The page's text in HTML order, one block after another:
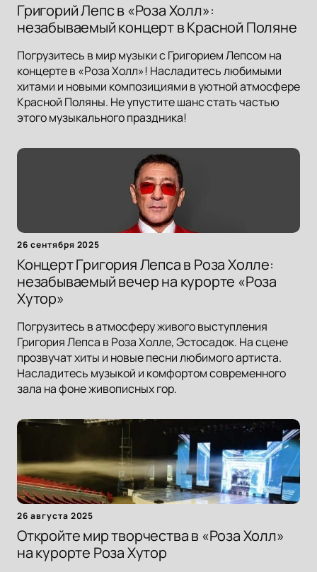
Григорий Лепс в «Роза Холл»:
незабываемый концерт в Красной Поляне
Погрузитесь в мир музыки с Григорием Лепсом на
концерте в «Роза Холл»! Насладитесь любимыми
хитами и новыми композициями в уютной атмосфере
Красной Поляны. Не упустите шанс стать частью
этого музыкального праздника!
26 сентября 2025
Концерт Григория Лепса в Роза Холле:
незабываемый вечер на курорте «Роза
Хутор»
Погрузитесь в атмосферу живого выступления
Григория Лепса в Роза Холле, Эстосадок. На сцене
прозвучат хиты и новые песни любимого артиста.
Насладитесь музыкой и комфортом современного
зала на фоне живописных гор.
26 августа 2025
Откройте мир творчества в «Роза Холл»
на курорте Роза Хутор